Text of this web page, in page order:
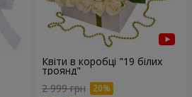
Квіти в коробці "19 білих
троянд"
2 999 грн